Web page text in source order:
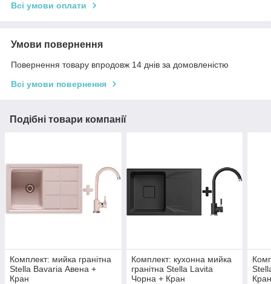
Всі умови оплати
Умови повернення
Повернення товару впродовж 14 днів за домовленістю
Всі умови повернення
Подібні товари компанії
Комплект: мийка гранітна
Stella Bavaria Авена +
Кран
Комплект: кухонна мийка
гранітна Stella Lavita
Чорна + Кран